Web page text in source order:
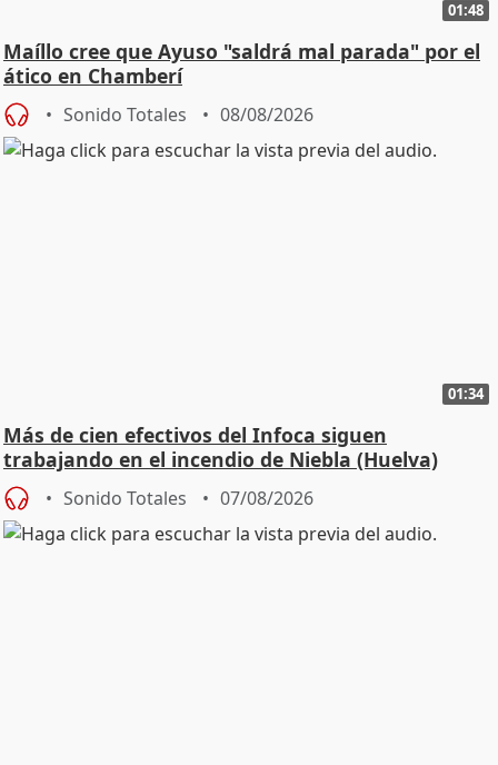
01:48
Maíllo cree que Ayuso "saldrá mal parada" por el
ático en Chamberí
Sonido Totales 08/08/2026
01:34
Más de cien efectivos del Infoca siguen
trabajando en el incendio de Niebla (Huelva)
Sonido Totales 07/08/2026